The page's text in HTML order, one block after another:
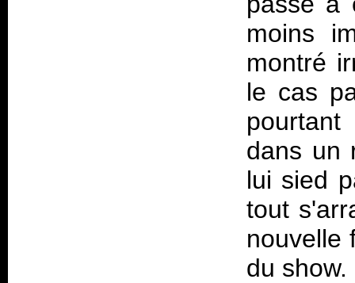
moins
montré
le cas
dans un
lui sied
tout
nouvelle
du show.